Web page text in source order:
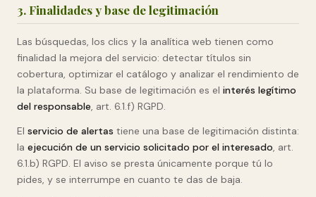
3. Finalidades y base de legitimación
Las búsquedas, los clics y la analítica web tienen como
finalidad la mejora del servicio: detectar títulos sin
cobertura, optimizar el catálogo y analizar el rendimiento de
la plataforma. Su base de legitimación es el interés legítimo
del responsable, art. 6.1.f) RGPD.
El servicio de alertas tiene una base de legitimación distinta:
la ejecución de un servicio solicitado por el interesado, art.
6.1.b) RGPD. El aviso se presta únicamente porque tú lo
pides, y se interrumpe en cuanto te das de baja.